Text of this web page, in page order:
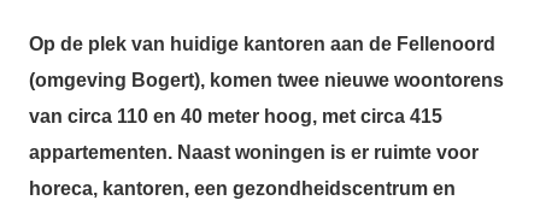
Op de plek van huidige kantoren aan de Fellenoord
(omgeving Bogert), komen twee nieuwe woontorens
van circa 110 en 40 meter hoog, met circa 415
appartementen. Naast woningen is er ruimte voor
horeca, kantoren, een gezondheidscentrum en